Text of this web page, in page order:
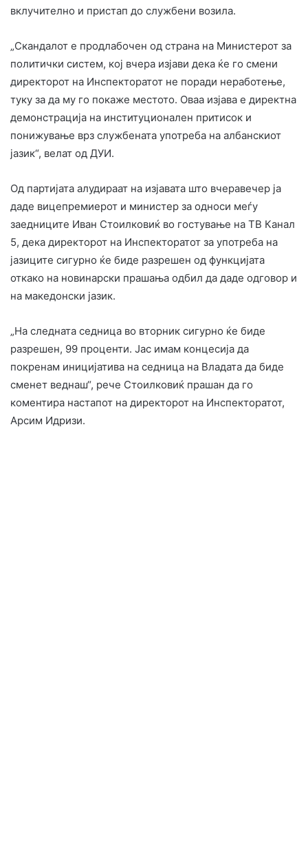
вклучително и пристап до службени возила.
„Скандалот е продлабочен од страна на Министерот за
политички систем, кој вчера изјави дека ќе го смени
директорот на Инспекторатот не поради неработење,
туку за да му го покаже местото. Оваа изјава е директна
демонстрација на институционален притисок и
понижување врз службената употреба на албанскиот
јазик“, велат од ДУИ.
Од партијата алудираат на изјавата што вчеравечер ја
даде вицепремиерот и министер за односи меѓу
заедниците Иван Стоилковиќ во гостување на ТВ Канал
5, дека директорот на Инспекторатот за употреба на
јазиците сигурно ќе биде разрешен од функцијата
откако на новинарски прашања одбил да даде одговор и
на македонски јазик.
„На следната седница во вторник сигурно ќе биде
разрешен, 99 проценти. Јас имам концесија да
покренам иницијатива на седница на Владата да биде
сменет веднаш“, рече Стоилковиќ прашан да го
коментира настапот на директорот на Инспекторатот,
Арсим Идризи.